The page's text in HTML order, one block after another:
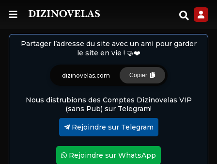
Partager l’adresse du site avec un ami pour garder
le site en vie ! 🤝❤️
dizinovelas.com Copier
Nous distrubions des Comptes Dizinovelas VIP
(sans Pub) sur Telegram!
Rejoindre sur Telegram
Rejoindre sur WhatsApp